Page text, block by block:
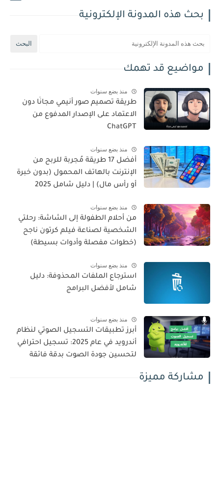
بحث هذه المدونة الإلكترونية
مواضيع قد تهمك
منذ بضع سنوات
طريقة تصميم صور أنيمي مجانًا دون
الاعتماد على الإصدار المدفوع من
ChatGPT
منذ بضع سنوات
أفضل 17 طريقة مُجربة للربح من
الإنترنت بالهاتف المحمول (بدون خبرة
أو رأس مال) | دليل شامل 2025
منذ بضع سنوات
من أحلام الطفولة إلى الشاشة: رحلتي
الشخصية لصناعة فيلم كرتون ناجح
(خطوات مفصلة وأدوات بسيطة)
منذ بضع سنوات
استرجاع الملفات المحذوفة: دليل
شامل لأفضل البرامج
منذ بضع سنوات
أبرز تطبيقات التسجيل الصوتي لنظام
أندرويد في عام 2025: تسجيل احترافي
لتحسين جودة الصوت بدقة فائقة
مشاركة مميزة